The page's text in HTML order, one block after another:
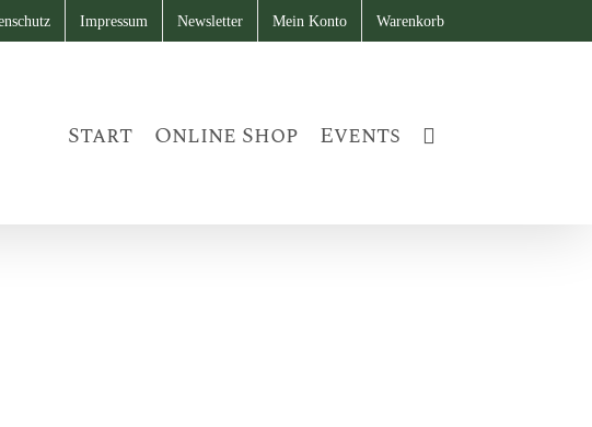
Impressum Newsletter Mein Konto Warenkorb
Start Online Shop Events